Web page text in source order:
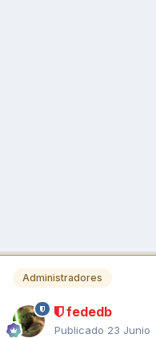
Administradores
fededb
Publicado 23 Junio